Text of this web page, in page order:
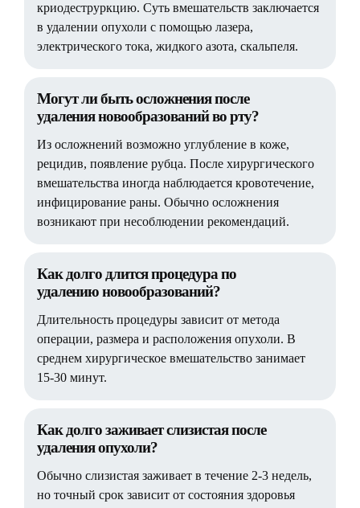
криодеструркцию. Суть вмешательств заключается
в удалении опухоли с помощью лазера,
электрического тока, жидкого азота, скальпеля.
Могут ли быть осложнения после
удаления новообразований во рту?
Из осложнений возможно углубление в коже,
рецидив, появление рубца. После хирургического
вмешательства иногда наблюдается кровотечение,
инфицирование раны. Обычно осложнения
возникают при несоблюдении рекомендаций.
Как долго длится процедура по
удалению новообразований?
Длительность процедуры зависит от метода
операции, размера и расположения опухоли. В
среднем хирургическое вмешательство занимает
15-30 минут.
Как долго заживает слизистая после
удаления опухоли?
Обычно слизистая заживает в течение 2-3 недель,
но точный срок зависит от состояния здоровья